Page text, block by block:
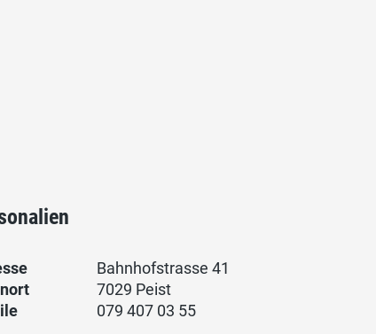
Bahnhofstrasse 41
7029 Peist
079 407 03 55